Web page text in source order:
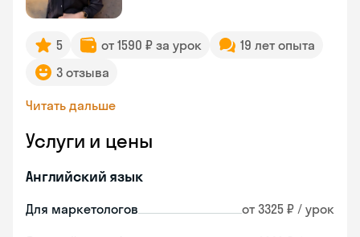
5 от 1590 ₽ за урок
19 лет опыта
3 отзыва
Читать дальше
Услуги и цены
Английский язык
Для маркетологов от 3325 ₽ / урок